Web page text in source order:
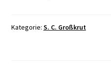
Kategorie: S. C. Großkrut